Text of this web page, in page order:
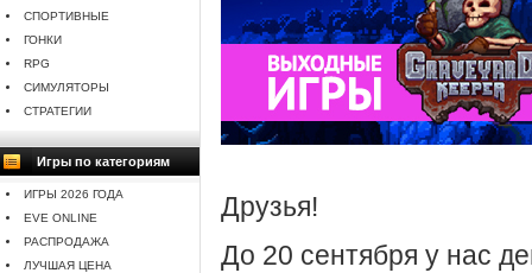
СПОРТИВНЫЕ
ГОНКИ
RPG
СИМУЛЯТОРЫ
СТРАТЕГИИ
Игры по категориям
ИГРЫ 2026 ГОДА
EVE ONLINE
РАСПРОДАЖА
ЛУЧШАЯ ЦЕНА
Друзья!
До 20 сентября у нас